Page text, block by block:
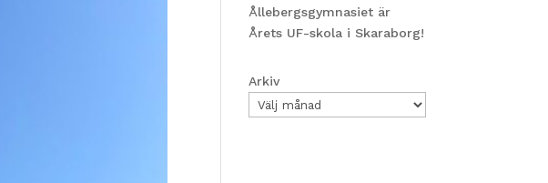
Ållebergsgymnasiet är
Årets UF-skola i Skaraborg!
Arkiv